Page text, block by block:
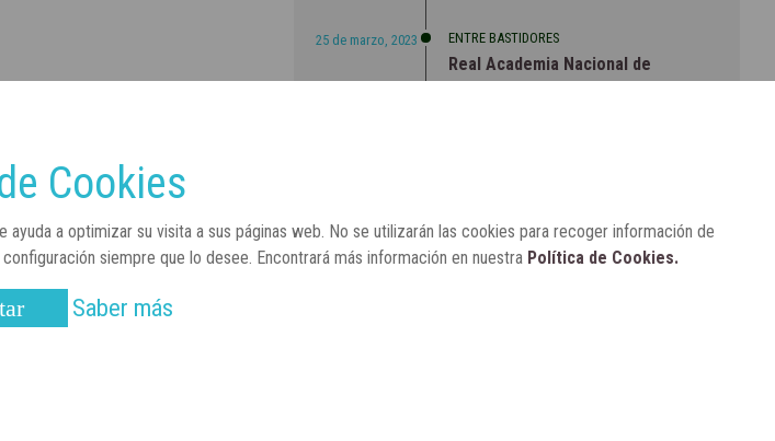
25 de marzo, 2023 ENTRE BASTIDORES
Real Academia Nacional de
Cookies
a optimizar su visita a sus páginas web. No se utilizarán las cookies para recoger información de
siempre que lo desee. Encontrará más información en nuestra Política de Cookies.
Saber más